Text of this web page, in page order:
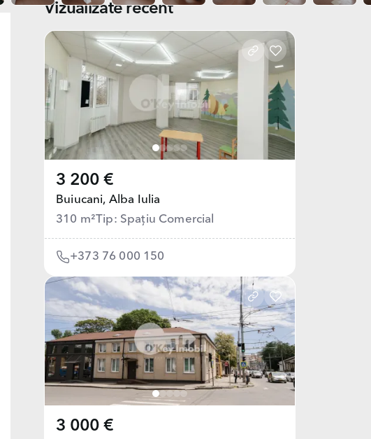
Vizualizate recent
3 200 €
Buiucani, Alba Iulia
310 m²Tip: Spațiu Comercial
+373 76 000 150
3 000 €